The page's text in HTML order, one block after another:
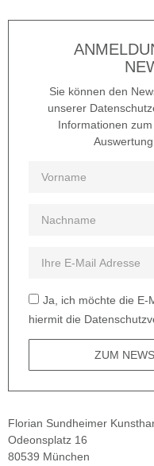
Sie können den
unserer
Informationen
Ja, ich möchte die E-
hiermit die
ZUM
Florian Sundheimer
Odeonsplatz 16
80539 München